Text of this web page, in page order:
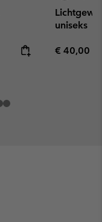
uniseks
Regular
€ 40,00